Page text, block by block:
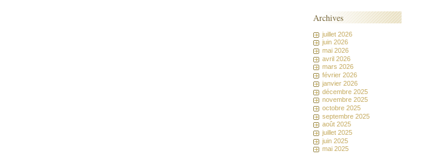
Archives
juillet 2026
juin 2026
mai 2026
avril 2026
mars 2026
février 2026
janvier 2026
décembre 2025
novembre 2025
octobre 2025
septembre 2025
août 2025
juillet 2025
juin 2025
mai 2025